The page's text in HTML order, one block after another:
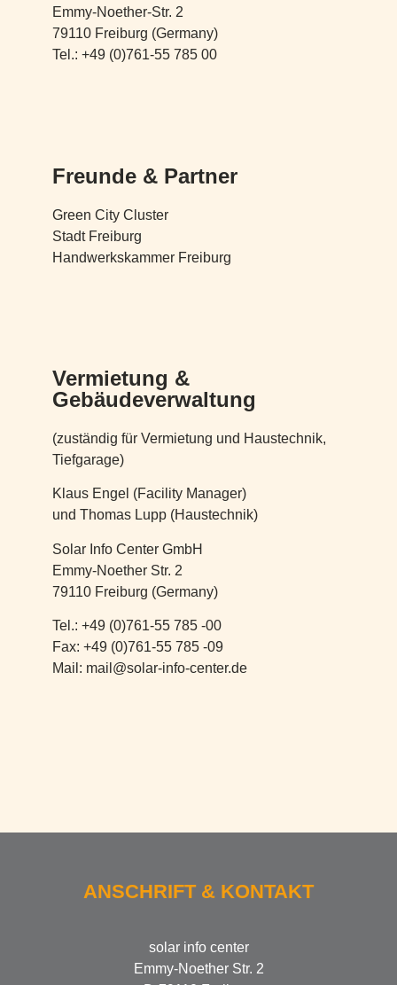
Emmy-Noether-Str. 2
79110 Freiburg (Germany)
Tel.: +49 (0)761-55 785 00
Freunde & Partner
Green City Cluster
Stadt Freiburg
Handwerkskammer Freiburg
Vermietung &
Gebäudeverwaltung
(zuständig für Vermietung und Haustechnik,
Tiefgarage)
Klaus Engel (Facility Manager)
und Thomas Lupp (Haustechnik)
Solar Info Center GmbH
Emmy-Noether Str. 2
79110 Freiburg (Germany)
Tel.: +49 (0)761-55 785 -00
Fax: +49 (0)761-55 785 -09
Mail: mail@solar-info-center.de
ANSCHRIFT & KONTAKT
solar info center
Emmy-Noether Str. 2